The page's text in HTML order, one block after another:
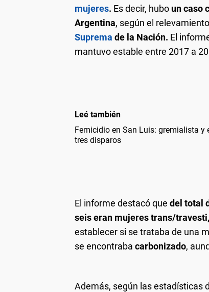
mujeres. Es decir, hubo un caso
Argentina, según el
Suprema de la Nación. El
mantuvo estable entre 2017 a
Leé también
Femicidio en San Luis: gremialista
tres disparos
El informe destacó que del total
seis eran mujeres trans/travesti,
establecer si se trataba de una
se encontraba carbonizado,
Además, según las estadísticas